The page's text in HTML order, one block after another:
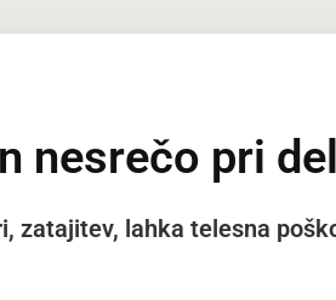
nesrečo pri
zatajitev, lahka telesna